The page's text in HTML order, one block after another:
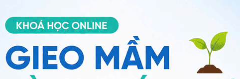
cách gọi các bộ phận sinh dục và lưu ý không được
lạ
luận về khái niệm người lạ thông qua câu hỏi:
“Con có